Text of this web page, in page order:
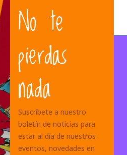
→
No te
pierdas
nada
Suscríbete a nuestro
boletín de noticias para
estar al día de nuestros
eventos, novedades en